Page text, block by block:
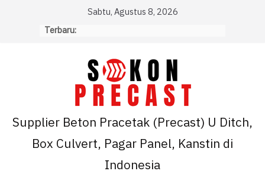
Sabtu, Agustus 8, 2026
Terbaru:
Supplier Beton Pracetak (Precast) U Ditch,
Box Culvert, Pagar Panel, Kanstin di
Indonesia